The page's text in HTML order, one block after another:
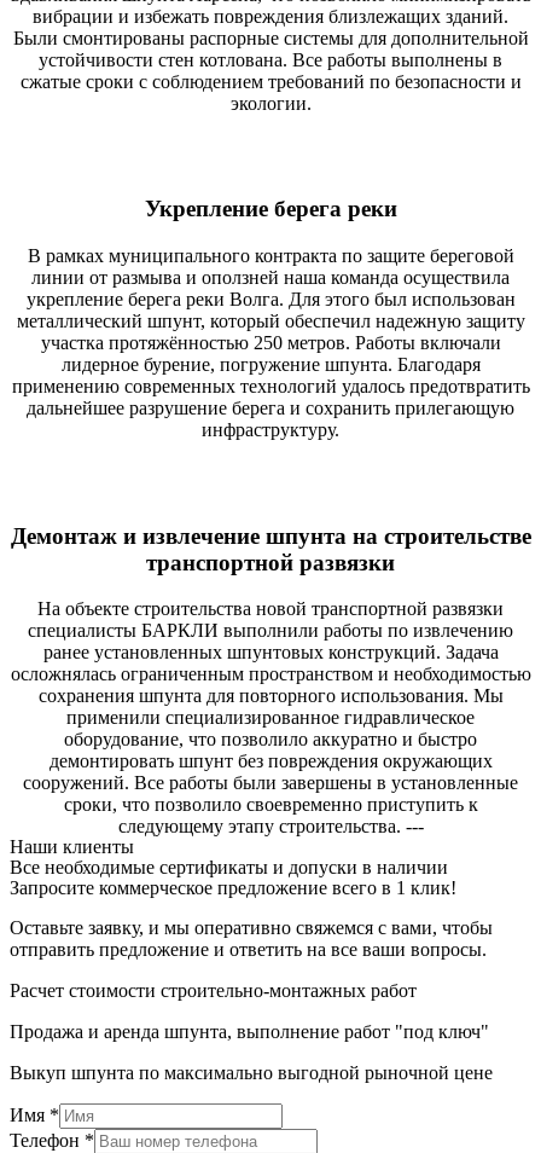
вибрации и избежать повреждения близлежащих зданий.
Были смонтированы распорные системы для дополнительной
устойчивости стен котлована. Все работы выполнены в
сжатые сроки с соблюдением требований по безопасности и
экологии.
Укрепление берега реки
В рамках муниципального контракта по защите береговой
линии от размыва и оползней наша команда осуществила
укрепление берега реки Волга. Для этого был использован
металлический шпунт, который обеспечил надежную защиту
участка протяжённостью 250 метров. Работы включали
лидерное бурение, погружение шпунта. Благодаря
применению современных технологий удалось предотвратить
дальнейшее разрушение берега и сохранить прилегающую
инфраструктуру.
Демонтаж и извлечение шпунта на строительстве
транспортной развязки
На объекте строительства новой транспортной развязки
специалисты БАРКЛИ выполнили работы по извлечению
ранее установленных шпунтовых конструкций. Задача
осложнялась ограниченным пространством и необходимостью
сохранения шпунта для повторного использования. Мы
применили специализированное гидравлическое
оборудование, что позволило аккуратно и быстро
демонтировать шпунт без повреждения окружающих
сооружений. Все работы были завершены в установленные
сроки, что позволило своевременно приступить к
следующему этапу строительства. ---
Наши клиенты
Все необходимые сертификаты и допуски в наличии
Запросите коммерческое предложение всего в 1 клик!
Оставьте заявку, и мы оперативно свяжемся с вами, чтобы
отправить предложение и ответить на все ваши вопросы.
Расчет стоимости строительно-монтажных работ
Продажа и аренда шпунта, выполнение работ "под ключ"
Выкуп шпунта по максимально выгодной рыночной цене
Имя *
Телефон *